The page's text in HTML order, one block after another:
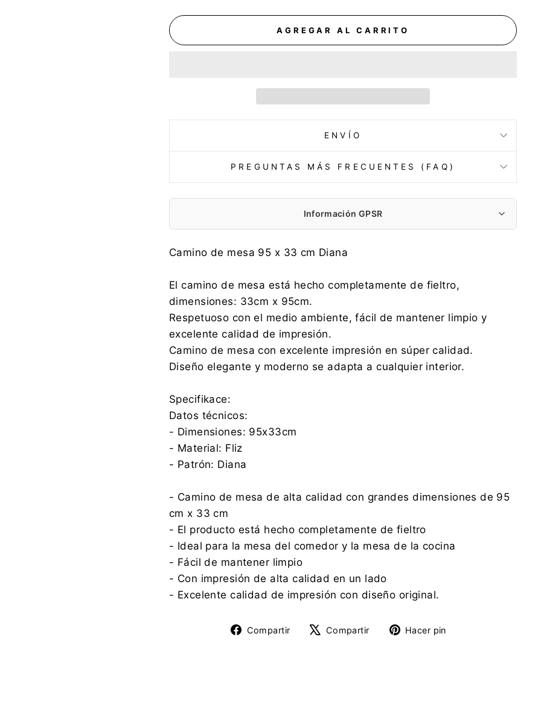
AGREGAR AL CARRITO
ENVÍO
PREGUNTAS MÁS FRECUENTES (FAQ)
Información GPSR
Fabricante:
ARCO DESIGN Sp. z o.o. Sp. k.
Partyzancka 186/190, 95-200 Pabianice
0048 42 225 24 89
Importador:
Partyzancka 186/190, 95-200 Pabianice
arco@arcodesign.pl
0048 42 225 24 89
Camino de mesa 95 x 33 cm Diana
El camino de mesa está hecho completamente de fieltro,
dimensiones: 33cm x 95cm.
Respetuoso con el medio ambiente, fácil de mantener limpio y
excelente calidad de impresión.
Camino de mesa con excelente impresión en súper calidad.
Diseño elegante y moderno se adapta a cualquier interior.
Specifikace:
Datos técnicos:
- Dimensiones: 95x33cm
- Material: Fliz
- Patrón: Diana
- Camino de mesa de alta calidad con grandes dimensiones de 95
cm x 33 cm
- El producto está hecho completamente de fieltro
- Ideal para la mesa del comedor y la mesa de la cocina
- Fácil de mantener limpio
- Con impresión de alta calidad en un lado
- Excelente calidad de impresión con diseño original.
Compartir
Compartir
Compartir
TuitearHacer pin